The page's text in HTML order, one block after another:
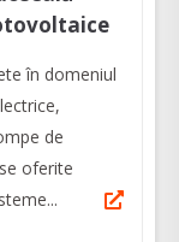
în domeniul
de
oferite